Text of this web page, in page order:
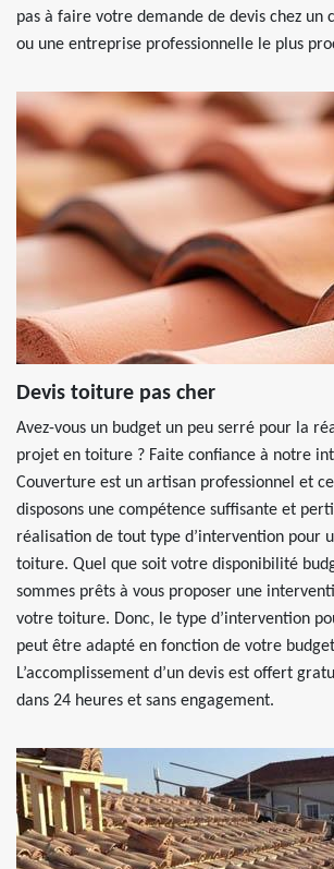
pas à faire votre demande de devis chez un
ou une entreprise professionnelle le plus
Devis toiture pas cher
Avez-vous un budget un peu serré pour la
projet en toiture ? Faite confiance à notre
Couverture est un artisan professionnel et
disposons une compétence suffisante et
réalisation de tout type d’intervention pour
toiture. Quel que soit votre disponibilité
sommes prêts à vous proposer une
votre toiture. Donc, le type d’intervention
peut être adapté en fonction de votre
L’accomplissement d’un devis est offert
dans 24 heures et sans engagement.